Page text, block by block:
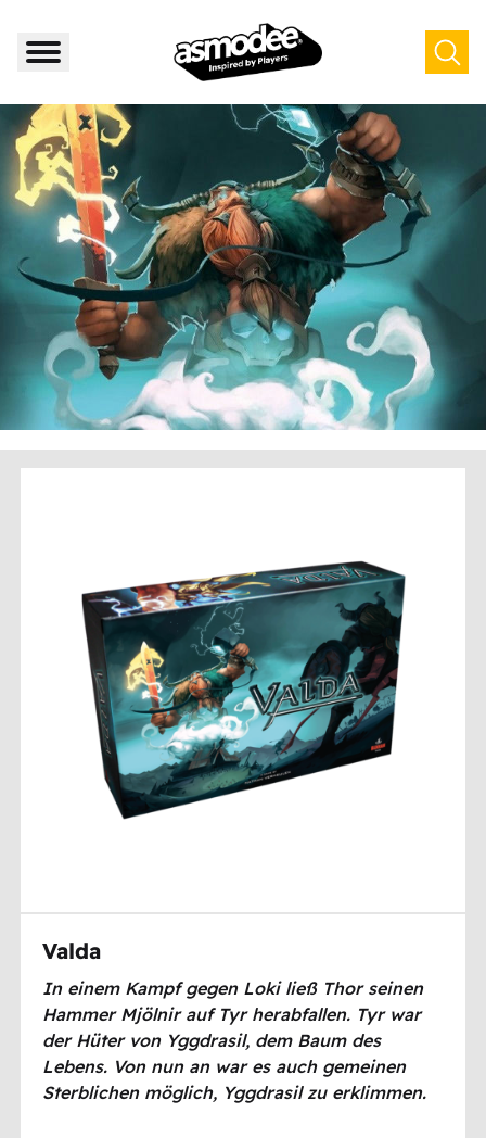
Valda
In einem Kampf gegen Loki ließ Thor seinen
Hammer Mjölnir auf Tyr herabfallen. Tyr war
der Hüter von Yggdrasil, dem Baum des
Lebens. Von nun an war es auch gemeinen
Sterblichen möglich, Yggdrasil zu erklimmen.